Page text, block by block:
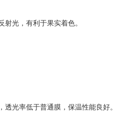
光，有利于果实着色。
光率低于普通膜，保温性能良好。